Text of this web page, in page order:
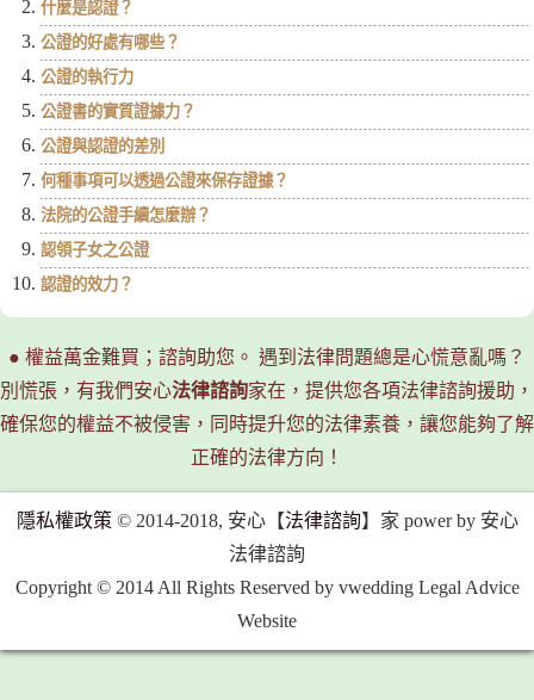
什麼是認證？
公證的好處有哪些？
公證的執行力
公證書的實質證據力？
公證與認證的差別
何種事項可以透過公證來保存證據？
法院的公證手續怎麼辦？
認領子女之公證
認證的效力？
● 權益萬金難買；諮詢助您。 遇到法律問題總是心慌意亂嗎？
別慌張，有我們安心法律諮詢家在，提供您各項法律諮詢援助，
確保您的權益不被侵害，同時提升您的法律素養，讓您能夠了解
正確的法律方向！
隱私權政策 © 2014-2018, 安心【法律諮詢】家 power by 安心
法律諮詢
Copyright © 2014 All Rights Reserved by vwedding Legal Advice
Website